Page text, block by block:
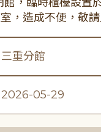
館，臨時櫃檯設置
，造成不便，敬請
三重分館
2026-05-29